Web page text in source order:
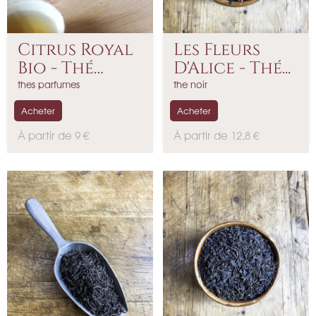
Citrus Royal
Bio - Thé
Noir...
thes parfumes
P
x
À partir de 9 €
Acheter
Les Fleurs
D'Alice - Thé...
the noir
P
x
À partir de 12,8 €
Acheter